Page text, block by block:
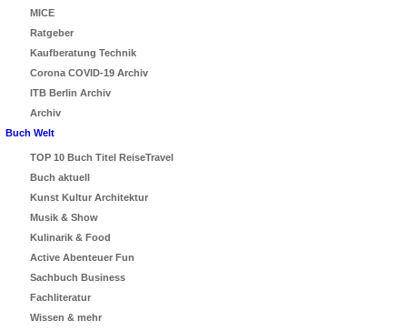
MICE
Ratgeber
Kaufberatung Technik
Corona COVID-19 Archiv
ITB Berlin Archiv
Archiv
Buch Welt
TOP 10 Buch Titel ReiseTravel
Buch aktuell
Kunst Kultur Architektur
Musik & Show
Kulinarik & Food
Active Abenteuer Fun
Sachbuch Business
Fachliteratur
Wissen & mehr